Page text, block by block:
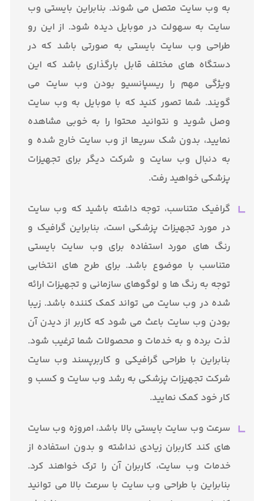
به وب سایت متصل می شوند. بنابراین بایستی وب
سایت به سهولت در موبایل دیده شود. از این رو
طراحی وب سایت بایستی به صورتی باشد که در
دستگاه های مختلف قابل بارگذاری باشد که این
ویژگی مهم را ریسپانسیو بودن وب سایت می
گویند. شما تصور کنید که با موبایل به وب سایت
وصل شوید و نتوانید محتوا را به خوبی مشاهده
نمایید، بدون شک سریعا از وب سایت خارج شده و
به دنبال وب سایت و شرکت دیگر برای تجهیزات
پزشکی خواهید رفت.
گرافیک متناسب، توجه داشته باشید که وب سایت
در مورد تجهیزات پزشکی است، بنابراین گرافیک و
رنگ های مورد استفاده برای وب سایت بایستی
متناسب با موضوع باشد. برای طرح های انتخابی
توجه به رنگ ها و لوگوهای سازمانی و تجهیزات ارائه
شده در وب سایت می تواند کمک کننده باشد. زیبا
بودن وب سایت باعث می شود که کاربر از دیدن آن
لذت برده و به خدمات و محصولات شما ترغیب شود.
بنابراین با طراحی گرافیکی و کاربرپسند وب سایت
شرکت تجهیزات پزشکی به رشد وب سایت و کسب و
کار خود کمک نمایید.
سرعت وب سایت بایستی بالا باشد، امروزه وب سایت
های کند کاربران زیادی نداشته و بدون استفاده از
خدمات وب سایت، کاربران آن را ترک خواهند کرد.
بنابراین با طراحی وب سایت با سرعت بالا می توانید